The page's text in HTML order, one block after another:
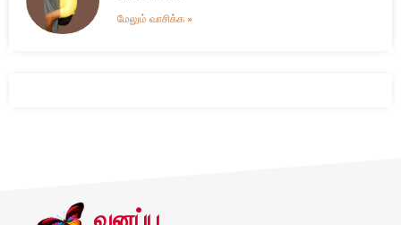
மேலும் வாசிக்க »